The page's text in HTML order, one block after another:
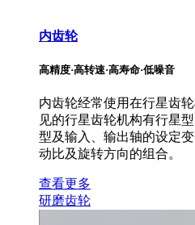
内齿轮
高精度·高转速·高寿命·低噪音
内齿轮经常使用在行星齿
见的行星齿轮机构有行星
型及输入、输出轴的设定
动比及旋转方向的组合。
查看更多
研磨齿轮